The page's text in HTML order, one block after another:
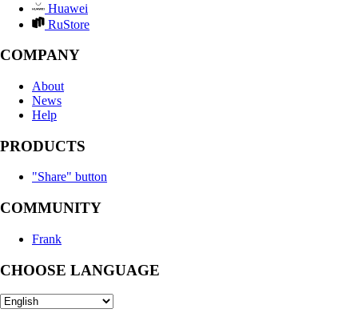
Huawei
RuStore
COMPANY
About
News
Help
PRODUCTS
"Share" button
COMMUNITY
Frank
CHOOSE LANGUAGE